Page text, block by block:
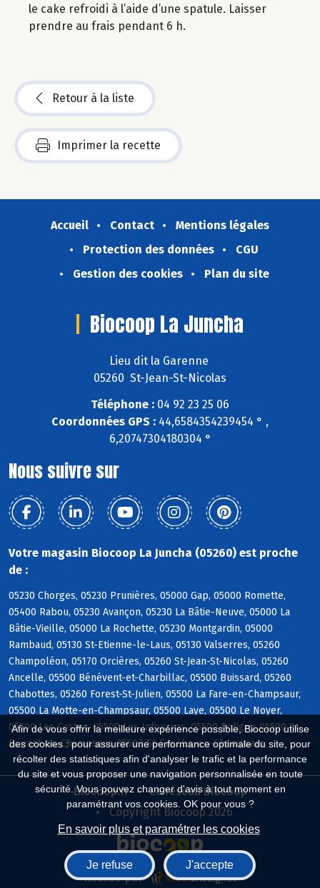
Afin de vous offrir la meilleure expérience possible, Biocoop utilise
des cookies : pour assurer une performance optimale du site, pour
récolter des statistiques afin d'analyser le trafic et la performance
du site et vous proposer une navigation personnalisée en toute
sécurité. Vous pouvez changer d'avis à tout moment en
paramétrant vos cookies. OK pour vous ?
En savoir plus et paramétrer les cookies
Je refuse J'accepte
le cake refroidi à l’aide d’une spatule. Laisser
prendre au frais pendant 6 h.
Retour à la liste
Imprimer la recette
Accueil Contact
Mentions légales
Protection des données
CGU
Gestion des cookies
Plan du site
Biocoop La Juncha
Lieu dit la Garenne
05260 St-Jean-St-Nicolas
Téléphone : 04 92 23 25 06
Coordonnées GPS : 44,6584354239454 ° ,
6,20747304180304 °
Nous suivre sur
Votre magasin Biocoop La Juncha (05260) est proche
de :
05230 Chorges, 05230 Prunières, 05000 Gap, 05000 Romette,
05400 Rabou, 05230 Avançon, 05230 La Bâtie-Neuve, 05000 La
Bâtie-Vieille, 05000 La Rochette, 05230 Montgardin, 05000
Rambaud, 05130 St-Etienne-le-Laus, 05130 Valserres, 05260
Champoléon, 05170 Orcières, 05260 St-Jean-St-Nicolas, 05260
Ancelle, 05500 Bénévent-et-Charbillac, 05500 Buissard, 05260
Chabottes, 05260 Forest-St-Julien, 05500 La Fare-en-Champsaur,
05500 La Motte-en-Champsaur, 05500 Laye, 05500 Le Noyer,
05500 Les Costes, 05500 Les Infournas, 05500 Poligny, 05500 St-
Bonnet-en-Champsaur, 05500 St-Eusèbe-en-Champsaur
Biocoop.fr
Le réseau Biocoop
Copyright Biocoop 2026
Réalisé par